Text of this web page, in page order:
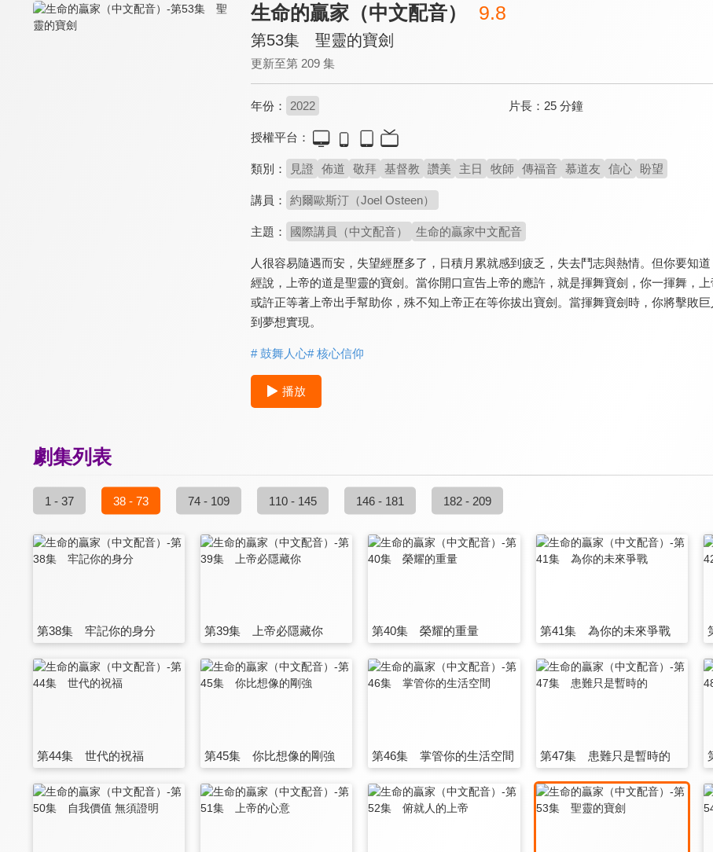
生命的贏家（中文配音） 9.8
第53集 聖靈的寶劍
更新至第 209 集
年份： 2022 片長： 25 分鐘
授權平台：
類別： 見證 佈道 敬拜 基督教 讚美 主日 牧師 傳福音 慕道友 信心 盼望
講員： 約爾歐斯汀（Joel Osteen）
主題： 國際講員（中文配音） 生命的贏家中文配音
人很容易隨遇而安，失望經歷多了，日積月累就感到疲乏，失去鬥志與熱情。但你要知
經說，上帝的道是聖靈的寶劍。當你開口宣告上帝的應許，就是揮舞寶劍，你一揮舞，
或許正等著上帝出手幫助你，殊不知上帝正在等你拔出寶劍。當揮舞寶劍時，你將擊敗
到夢想實現。
# 鼓舞人心# 核心信仰
播放
劇集列表
1 - 37 38 - 73 74 - 109 110 - 145 146 - 181 182 - 209
第38集 牢記你的身分 第39集 上帝必隱藏你 第40集 榮耀的重量 第41集 為你的未來爭戰
第44集 世代的祝福 第45集 你比想像的剛強 第46集 掌管你的生活空間 第47集 患難只是暫時的